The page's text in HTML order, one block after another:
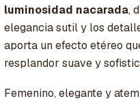
luminosidad nacarada,
elegancia sutil y los
aporta un efecto etéreo
resplandor suave y
Femenino, elegante y